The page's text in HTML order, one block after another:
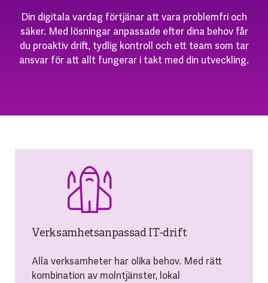
Din digitala vardag förtjänar att vara problemfri och
säker. Med lösningar anpassade efter dina behov får
du proaktiv drift, tydlig kontroll och ett team som tar
ansvar för att allt fungerar i takt med din utveckling.
Verksamhetsanpassad IT-drift
Alla verksamheter har olika behov. Med rätt
kombination av molntjänster, lokal